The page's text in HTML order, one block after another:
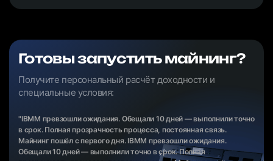
Готовы запустить майнинг?
Получите персональный расчёт доходности и
специальные условия:
"IBMM превзошли ожидания. Обещали 10 дней — выполнили точно
в срок. Полная прозрачность процесса, постоянная связь.
Майнинг пошёл с первого дня. IBMM превзошли ожидания.
Обещали 10 дней — выполнили точно в срок. Полная